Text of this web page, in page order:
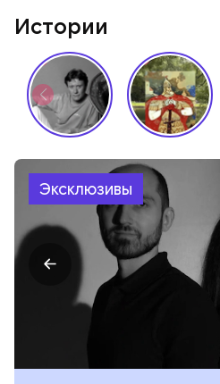
Истории
Эксклюзивы